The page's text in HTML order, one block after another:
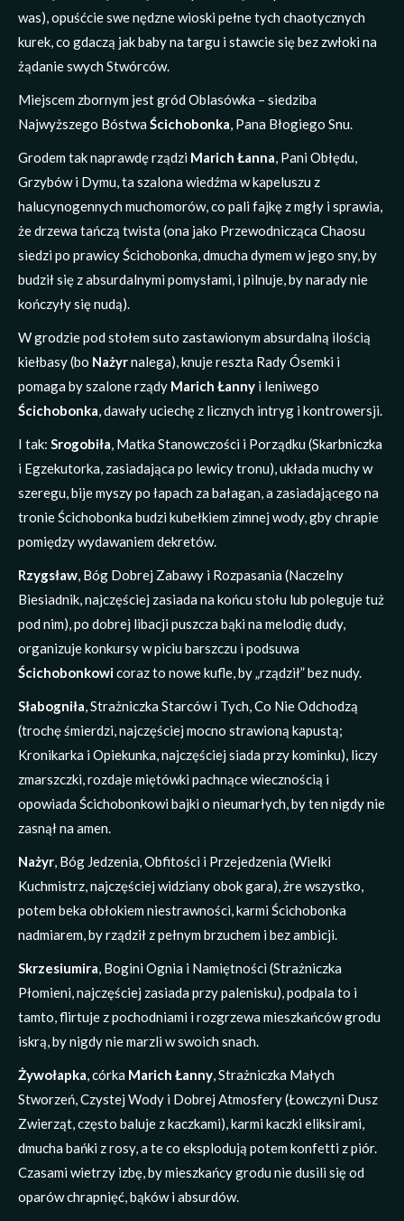
was), opuśćcie swe nędzne wioski pełne tych chaotycznych
kurek, co gdaczą jak baby na targu i stawcie się bez zwłoki na
żądanie swych Stwórców.
Miejscem zbornym jest gród Oblasówka – siedziba
Najwyższego Bóstwa Ścichobonka, Pana Błogiego Snu.
Grodem tak naprawdę rządzi Marich Łanna, Pani Obłędu,
Grzybów i Dymu, ta szalona wiedźma w kapeluszu z
halucynogennych muchomorów, co pali fajkę z mgły i sprawia,
że drzewa tańczą twista (ona jako Przewodnicząca Chaosu
siedzi po prawicy Ścichobonka, dmucha dymem w jego sny, by
budził się z absurdalnymi pomysłami, i pilnuje, by narady nie
kończyły się nudą).
W grodzie pod stołem suto zastawionym absurdalną ilością
kiełbasy (bo Nażyrnalega), knuje reszta Rady Ósemki i
pomaga by szalone rządy Marich Łanny i leniwego
Ścichobonka, dawały uciechę z licznych intryg i kontrowersji.
I tak: Srogobiła, Matka Stanowczości i Porządku (Skarbniczka
i Egzekutorka, zasiadająca po lewicy tronu), układa muchy w
szeregu, bije myszy po łapach za bałagan, a zasiadającego na
tronie Ścichobonka budzi kubełkiem zimnej wody, gby chrapie
pomiędzy wydawaniem dekretów.
Rzygsław, Bóg Dobrej Zabawy i Rozpasania (Naczelny
Biesiadnik, najczęściej zasiada na końcu stołu lub poleguje tuż
pod nim), po dobrej libacji puszcza bąki na melodię dudy,
organizuje konkursy w piciu barszczu i podsuwa
Ścichobonkowicoraz to nowe kufle, by „rządził” bez nudy.
Słabogniła, Strażniczka Starców i Tych, Co Nie Odchodzą
(trochę śmierdzi, najczęściej mocno strawioną kapustą;
Kronikarka i Opiekunka, najczęściej siada przy kominku), liczy
zmarszczki, rozdaje miętówki pachnące wiecznością i
opowiada Ścichobonkowi bajki o nieumarłych, by ten nigdy nie
zasnął na amen.
Nażyr, Bóg Jedzenia, Obfitości i Przejedzenia (Wielki
Kuchmistrz, najczęściej widziany obok gara), żre wszystko,
potem beka obłokiem niestrawności, karmi Ścichobonka
nadmiarem, by rządził z pełnym brzuchem i bez ambicji.
Skrzesiumira, Bogini Ognia i Namiętności (Strażniczka
Płomieni, najczęściej zasiada przy palenisku), podpala to i
tamto, flirtuje z pochodniami i rozgrzewa mieszkańców grodu
iskrą, by nigdy nie marzli w swoich snach.
Żywołapka, córka Marich Łanny, Strażniczka Małych
Stworzeń, Czystej Wody i Dobrej Atmosfery (Łowczyni Dusz
Zwierząt, często baluje z kaczkami), karmi kaczki eliksirami,
dmucha bańki z rosy, a te co eksplodują potem konfetti z piór.
Czasami wietrzy izbę, by mieszkańcy grodu nie dusili się od
oparów chrapnięć, bąków i absurdów.